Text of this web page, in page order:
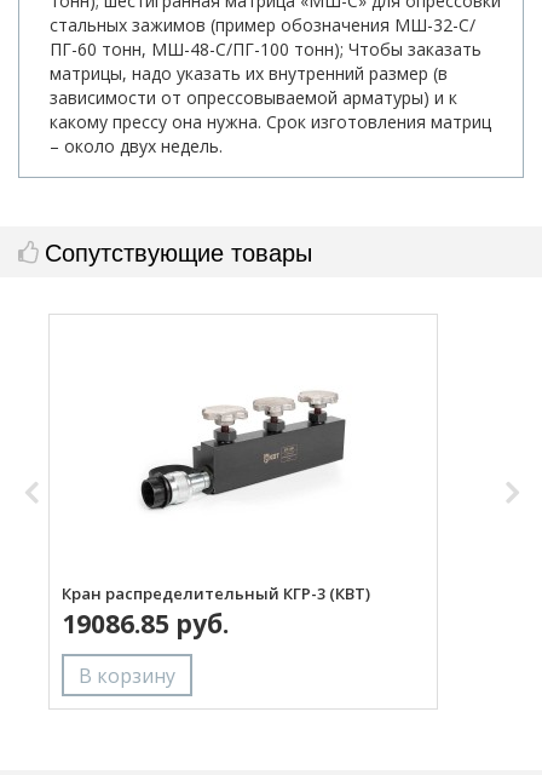
стальных зажимов (пример обозначения МШ-32-С/
ПГ-60 тонн, МШ-48-С/ПГ-100 тонн); Чтобы заказать
матрицы, надо указать их внутренний размер (в
зависимости от опрессовываемой арматуры) и к
какому прессу она нужна. Срок изготовления матриц
– около двух недель.
Сопутствующие товары
Кран распределительный КГР-3 (КВТ)
19086.85 руб.